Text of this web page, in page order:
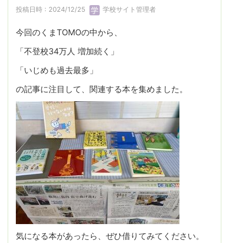
投稿日時 : 2024/12/25 学校サイト管理者
今回のくまTOMOの中から、
「不登校34万人 増加続く」
「いじめも過去最多」
の記事に注目して、関連する本を集めました。
気になる本があったら、ぜひ借りてみてください。